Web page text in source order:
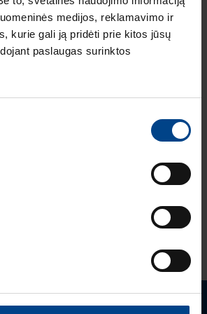
medijos, reklamavimo ir
kurie gali ją pridėti prie kitos jūsų
paslaugas surinktos